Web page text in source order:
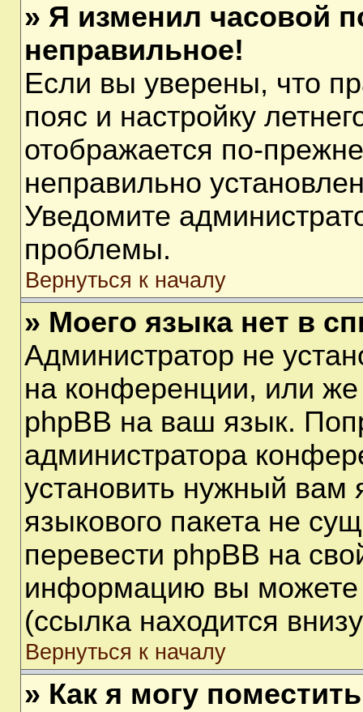
» Я изменил часовой
неправильное!
Если вы уверены, что
пояс и настройку
отображается по-
неправильно
Уведомите
проблемы.
Вернуться к началу
» Моего языка нет в
Администратор не
на конференции, или же
phpBB на ваш язык.
администратора
установить нужный вам
языкового пакета не
перевести phpBB на
информацию вы можете
(ссылка находится
Вернуться к началу
» Как я могу